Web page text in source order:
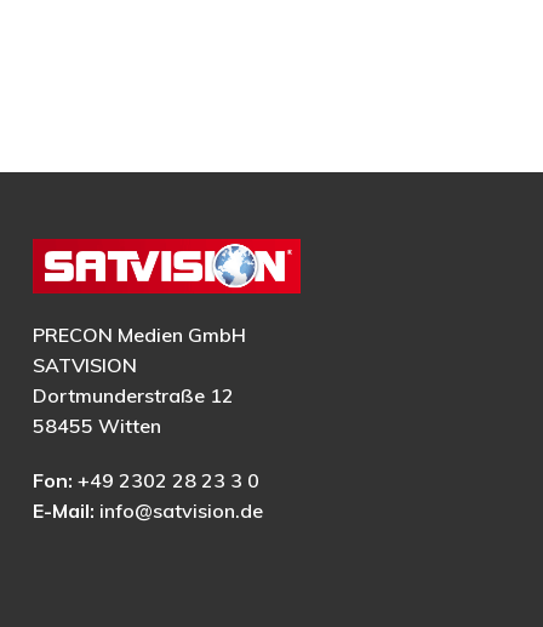
PRECON Medien GmbH
SATVISION
Dortmunderstraße 12
58455 Witten
Fon: +49 2302 28 23 3 0
E-Mail: info@satvision.de